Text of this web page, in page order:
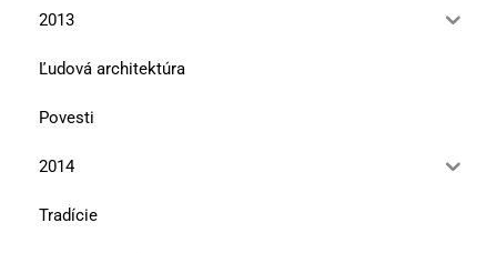
2013
Ľudová architektúra
Povesti
2014
Tradície